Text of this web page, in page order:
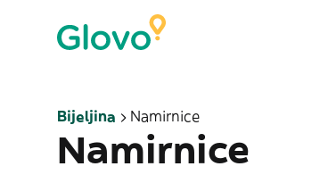
Bijeljina Namirnice
Namirnice